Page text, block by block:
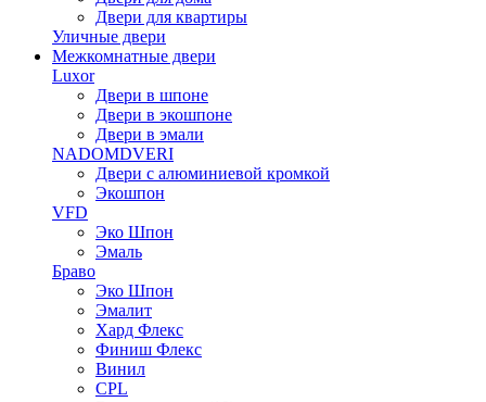
Двери для квартиры
Уличные двери
Межкомнатные двери
Luxor
Двери в шпоне
Двери в экошпоне
Двери в эмали
NADOMDVERI
Двери с алюминиевой кромкой
Экошпон
VFD
Эко Шпон
Эмаль
Браво
Эко Шпон
Эмалит
Хард Флекс
Финиш Флекс
Винил
CPL